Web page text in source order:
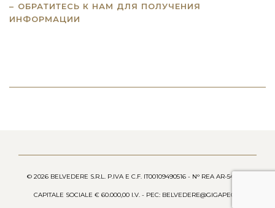
ОБРАТИТЕСЬ К НАМ ДЛЯ ПОЛУЧЕНИЯ
ИНФОРМАЦИИ
© 2026 BELVEDERE S.R.L. P.IVA E C.F. IT00109490516 - N° REA AR-54658 -
CAPITALE SOCIALE € 60.000,00 I.V. - PEC: BELVEDERE@GIGAPEC.IT